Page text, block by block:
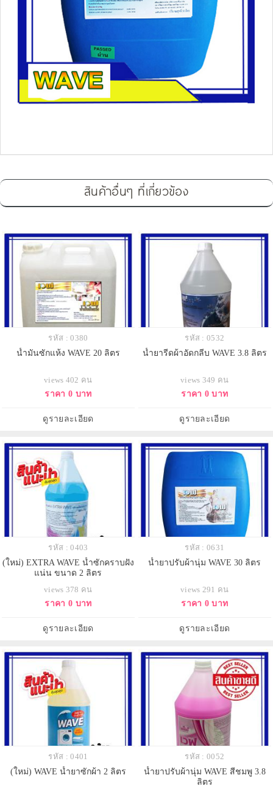
สินค้าอื่นๆ ที่เกี่ยวข้อง
รหัส : 0380
น้ำมันซักแห้ง WAVE 20 ลิตร
views 402 คน
ราคา 0 บาท
ดูรายละเอียด
รหัส : 0532
น้ำยารีดผ้าอัดกลีบ WAVE 3.8 ลิตร
views 349 คน
ราคา 0 บาท
ดูรายละเอียด
รหัส : 0403
(ใหม่) EXTRA WAVE น้ำซักคราบฝัง
แน่น ขนาด 2 ลิตร
views 378 คน
ราคา 0 บาท
ดูรายละเอียด
รหัส : 0631
น้ำยาปรับผ้านุ่ม WAVE 30 ลิตร
views 291 คน
ราคา 0 บาท
ดูรายละเอียด
รหัส : 0401
(ใหม่) WAVE น้ำยาซักผ้า 2 ลิตร
รหัส : 0052
น้ำยาปรับผ้านุ่ม WAVE สีชมพู 3.8
ลิตร